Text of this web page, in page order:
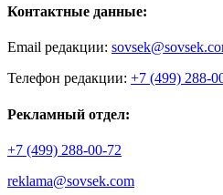
Контактные данные:
Email редакции:
Телефон редакции: +7 (499) 288-
Рекламный отдел:
+7 (499) 288-00-72
reklama@sovsek.com